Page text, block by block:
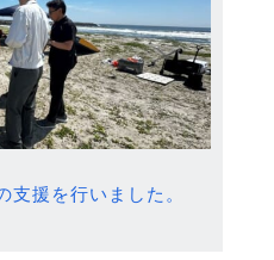
支援を行いました。